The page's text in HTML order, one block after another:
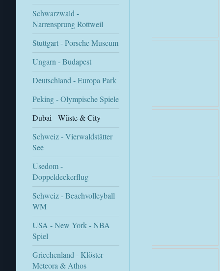
Schwarzwald -
Narrensprung Rottweil
Stuttgart - Porsche Museum
Ungarn - Budapest
Deutschland - Europa Park
Peking - Olympische Spiele
Dubai - Wüste & City
Schweiz - Vierwaldstätter
See
Usedom -
Doppeldeckerflug
Schweiz - Beachvolleyball
WM
USA - New York - NBA
Spiel
Griechenland - Klöster
Meteora & Athos